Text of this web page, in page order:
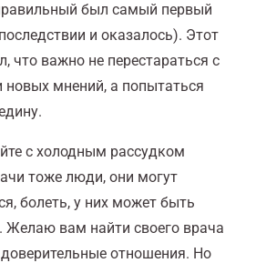
был самый первый
и оказалось). Этот
что важно не перестараться с
мнений, а попытаться
с холодным рассудком
тоже люди, они могут
болеть, у них может быть
Желаю вам найти своего врача
отношения. Но